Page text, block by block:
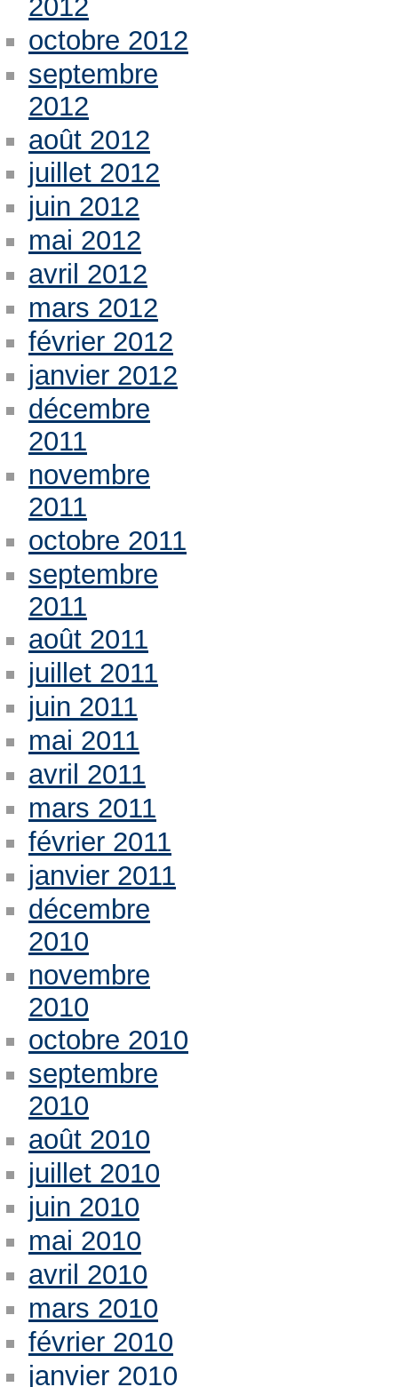
2012
octobre 2012
septembre
2012
août 2012
juillet 2012
juin 2012
mai 2012
avril 2012
mars 2012
février 2012
janvier 2012
décembre
2011
novembre
2011
octobre 2011
septembre
2011
août 2011
juillet 2011
juin 2011
mai 2011
avril 2011
mars 2011
février 2011
janvier 2011
décembre
2010
novembre
2010
octobre 2010
septembre
2010
août 2010
juillet 2010
juin 2010
mai 2010
avril 2010
mars 2010
février 2010
janvier 2010